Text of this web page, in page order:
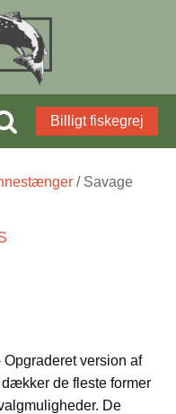
Billigt fiskegrej
/ Savage
version af
de fleste former
De